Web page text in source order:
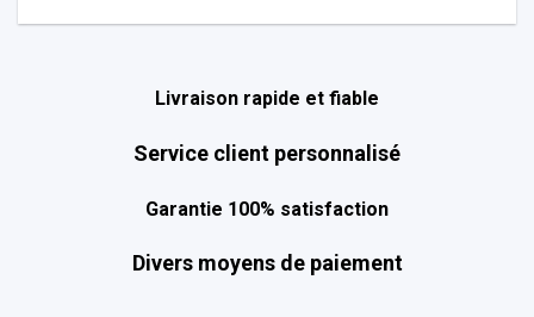
Livraison rapide et fiable
Service client personnalisé
Garantie 100% satisfaction
Divers moyens de paiement